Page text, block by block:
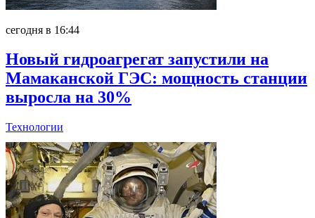
сегодня в 16:44
Новый гидроагрегат запустили на
Мамаканской ГЭС: мощность станции
выросла на 30%
Технологии